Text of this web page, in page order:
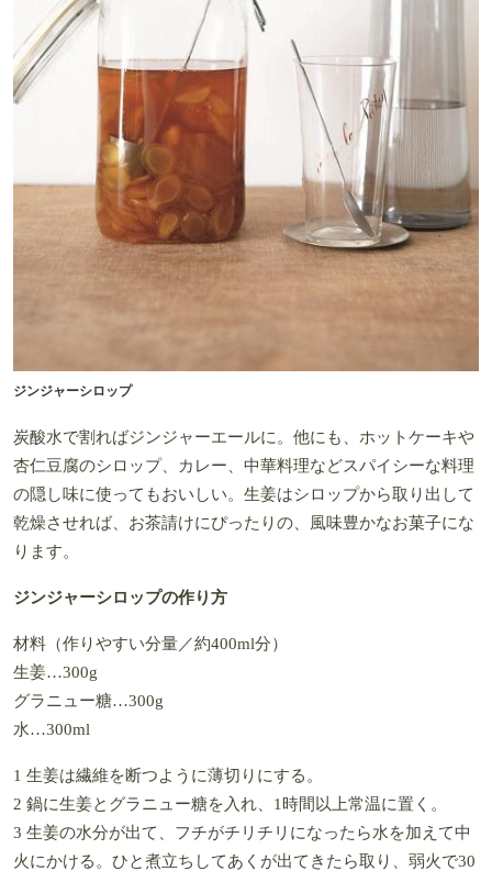
ジンジャーシロップ
炭酸水で割ればジンジャーエールに。他にも、ホットケーキや
杏仁豆腐のシロップ、カレー、中華料理などスパイシーな料理
の隠し味に使ってもおいしい。生姜はシロップから取り出して
乾燥させれば、お茶請けにぴったりの、風味豊かなお菓子にな
ります。
ジンジャーシロップの作り方
材料（作りやすい分量／約400ml分）
生姜…300g
グラニュー糖…300g
水…300ml
1 生姜は繊維を断つように薄切りにする。
2 鍋に生姜とグラニュー糖を入れ、1時間以上常温に置く。
3 生姜の水分が出て、フチがチリチリになったら水を加えて中
火にかける。ひと煮立ちしてあくが出てきたら取り、弱火で30